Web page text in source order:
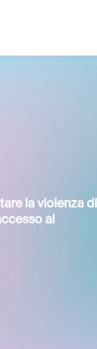
la violenza di
al